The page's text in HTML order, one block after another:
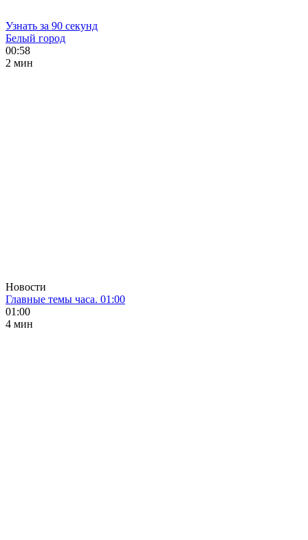
Узнать за 90 секунд
Белый город
00:58
2 мин
Новости
Главные темы часа. 01:00
01:00
4 мин